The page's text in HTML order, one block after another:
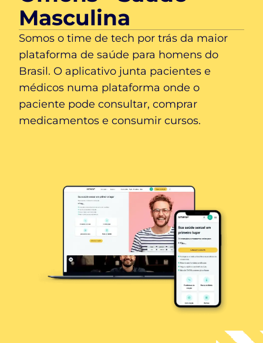
Masculina
Somos o time de tech por trás da maior
plataforma de saúde para homens do
Brasil. O aplicativo junta pacientes e
médicos numa plataforma onde o
paciente pode consultar, comprar
medicamentos e consumir cursos.